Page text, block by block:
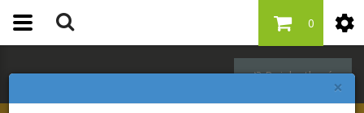
×
Bejelentkezés
0